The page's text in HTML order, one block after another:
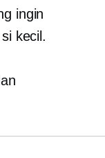
ingin
kecil.